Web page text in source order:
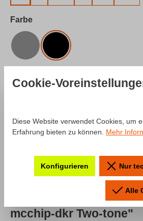
Farbeauswählen
Grau Schwarz
Produkt Anzahl: Gib den
In den
Produktnummer:SW10029.4
Beschreibung
Produktinformationen
mcchip-dkr Two-tone"
Cookie-
Diese Website verwendet Cookies, um
Erfahrung bieten zu können. Mehr
Konfigurieren Nur
Alle